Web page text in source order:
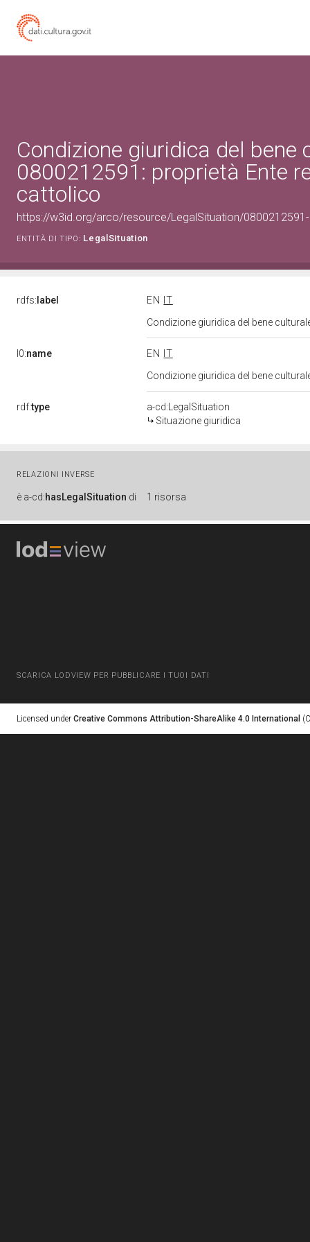
Condizione giuridica del bene
0800212591: proprietà Ente
cattolico
https://w3id.org/arco/resource/LegalSituation/
ENTITÀ DI TIPO: LegalSituation
rdfs: label EN
IT
Condizione giuridica del bene
l0:name EN
IT
Condizione giuridica del bene
rdf:type
a-cd:LegalSituation
Situazione giuridica
RELAZIONI INVERSE
è a-cd:hasLegalSituation di 1 risorsa
SCARICA LODVIEW PER PUBBLICARE I TUOI DATI
Licensed under Creative Commons Attribution-ShareAlike 4.0 International